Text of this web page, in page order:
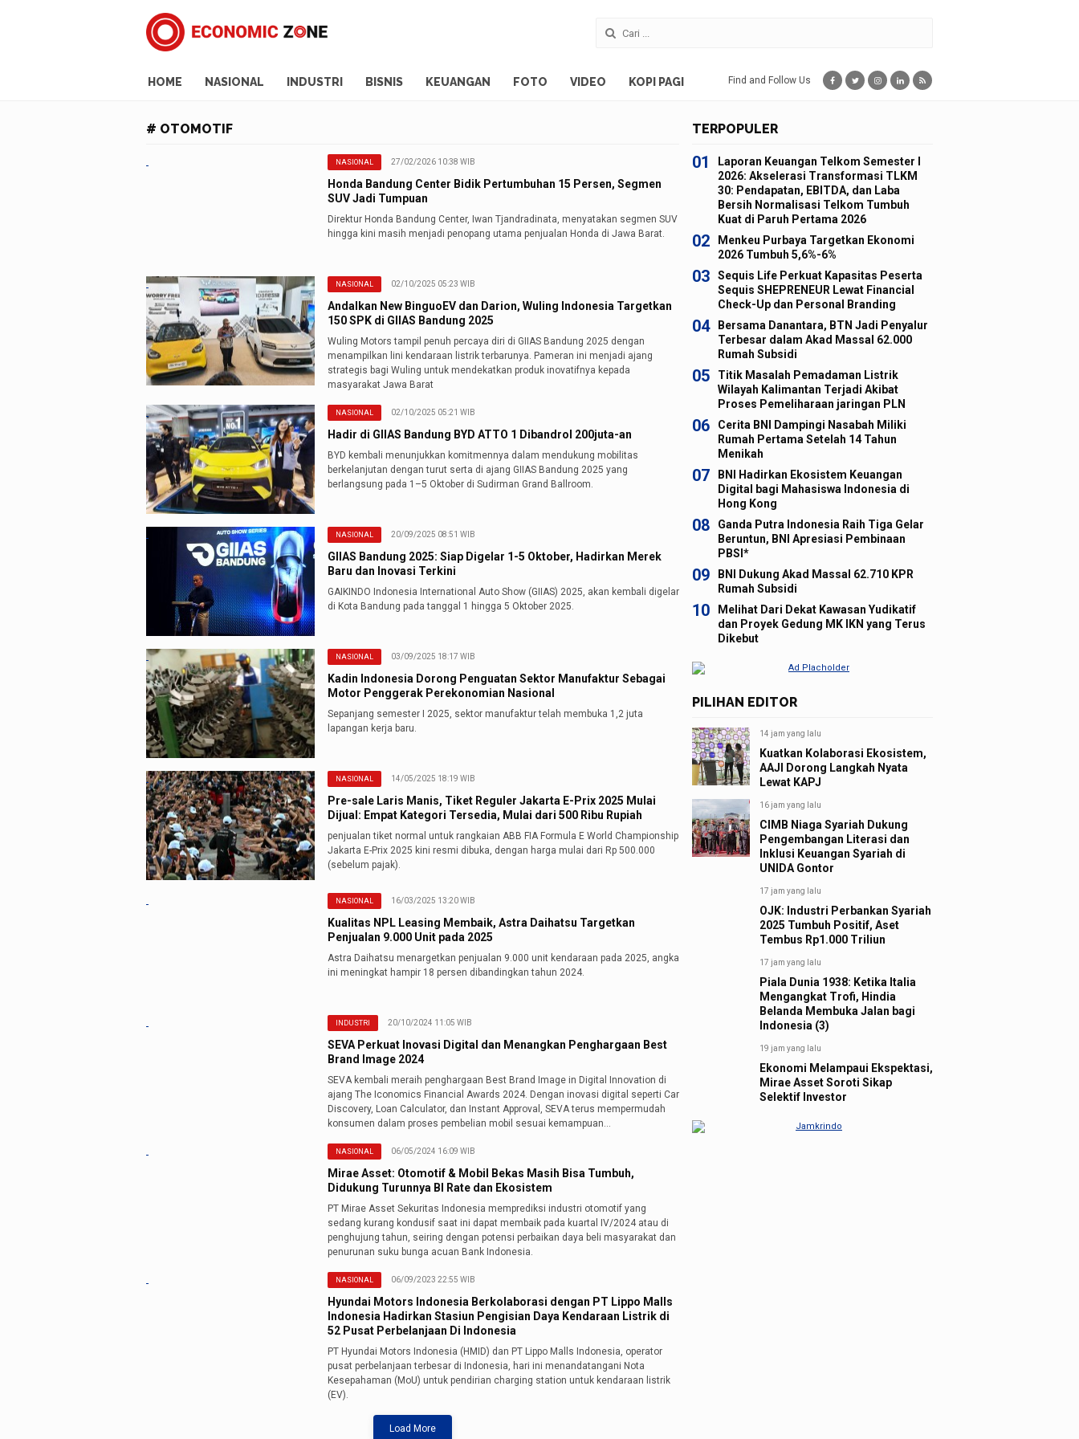
HOME NASIONAL INDUSTRI BISNIS KEUANGAN FOTO VIDEO KOPI PAGI Find and Follow Us
# OTOMOTIF
NASIONAL 27/02/2026 10:38 WIB
Honda Bandung Center Bidik Pertumbuhan 15 Persen, Segmen
SUV Jadi Tumpuan
Direktur Honda Bandung Center, Iwan Tjandradinata, menyatakan segmen SUV
hingga kini masih menjadi penopang utama penjualan Honda di Jawa Barat.
NASIONAL 02/10/2025 05:23 WIB
Andalkan New BinguoEV dan Darion, Wuling Indonesia Targetkan
150 SPK di GIIAS Bandung 2025
Wuling Motors tampil penuh percaya diri di GIIAS Bandung 2025 dengan
menampilkan lini kendaraan listrik terbarunya. Pameran ini menjadi ajang
strategis bagi Wuling untuk mendekatkan produk inovatifnya kepada
masyarakat Jawa Barat
NASIONAL 02/10/2025 05:21 WIB
Hadir di GIIAS Bandung BYD ATTO 1 Dibandrol 200juta-an
BYD kembali menunjukkan komitmennya dalam mendukung mobilitas
berkelanjutan dengan turut serta di ajang GIIAS Bandung 2025 yang
berlangsung pada 1–5 Oktober di Sudirman Grand Ballroom.
NASIONAL 20/09/2025 08:51 WIB
GIIAS Bandung 2025: Siap Digelar 1-5 Oktober, Hadirkan Merek
Baru dan Inovasi Terkini
GAIKINDO Indonesia International Auto Show (GIIAS) 2025, akan kembali digelar
di Kota Bandung pada tanggal 1 hingga 5 Oktober 2025.
NASIONAL 03/09/2025 18:17 WIB
Kadin Indonesia Dorong Penguatan Sektor Manufaktur Sebagai
Motor Penggerak Perekonomian Nasional
Sepanjang semester I 2025, sektor manufaktur telah membuka 1,2 juta
lapangan kerja baru.
NASIONAL 14/05/2025 18:19 WIB
Pre-sale Laris Manis, Tiket Reguler Jakarta E-Prix 2025 Mulai
Dijual: Empat Kategori Tersedia, Mulai dari 500 Ribu Rupiah
penjualan tiket normal untuk rangkaian ABB FIA Formula E World Championship
Jakarta E-Prix 2025 kini resmi dibuka, dengan harga mulai dari Rp 500.000
(sebelum pajak).
NASIONAL 16/03/2025 13:20 WIB
Kualitas NPL Leasing Membaik, Astra Daihatsu Targetkan
Penjualan 9.000 Unit pada 2025
Astra Daihatsu menargetkan penjualan 9.000 unit kendaraan pada 2025, angka
ini meningkat hampir 18 persen dibandingkan tahun 2024.
INDUSTRI 20/10/2024 11:05 WIB
SEVA Perkuat Inovasi Digital dan Menangkan Penghargaan Best
Brand Image 2024
SEVA kembali meraih penghargaan Best Brand Image in Digital Innovation di
ajang The Iconomics Financial Awards 2024. Dengan inovasi digital seperti Car
Discovery, Loan Calculator, dan Instant Approval, SEVA terus mempermudah
konsumen dalam proses pembelian mobil sesuai kemampuan…
NASIONAL 06/05/2024 16:09 WIB
Mirae Asset: Otomotif & Mobil Bekas Masih Bisa Tumbuh,
Didukung Turunnya BI Rate dan Ekosistem
PT Mirae Asset Sekuritas Indonesia memprediksi industri otomotif yang
sedang kurang kondusif saat ini dapat membaik pada kuartal IV/2024 atau di
penghujung tahun, seiring dengan potensi perbaikan daya beli masyarakat dan
penurunan suku bunga acuan Bank Indonesia.
NASIONAL 06/09/2023 22:55 WIB
Hyundai Motors Indonesia Berkolaborasi dengan PT Lippo Malls
Indonesia Hadirkan Stasiun Pengisian Daya Kendaraan Listrik di
52 Pusat Perbelanjaan Di Indonesia
PT Hyundai Motors Indonesia (HMID) dan PT Lippo Malls Indonesia, operator
pusat perbelanjaan terbesar di Indonesia, hari ini menandatangani Nota
Kesepahaman (MoU) untuk pendirian charging station untuk kendaraan listrik
(EV).
Load More
TERPOPULER
01
Laporan Keuangan Telkom Semester I
2026: Akselerasi Transformasi TLKM
30: Pendapatan, EBITDA, dan Laba
Bersih Normalisasi Telkom Tumbuh
Kuat di Paruh Pertama 2026
02
Menkeu Purbaya Targetkan Ekonomi
2026 Tumbuh 5,6%-6%
03
Sequis Life Perkuat Kapasitas Peserta
Sequis SHEPRENEUR Lewat Financial
Check-Up dan Personal Branding
04
Bersama Danantara, BTN Jadi Penyalur
Terbesar dalam Akad Massal 62.000
Rumah Subsidi
05
Titik Masalah Pemadaman Listrik
Wilayah Kalimantan Terjadi Akibat
Proses Pemeliharaan jaringan PLN
06
Cerita BNI Dampingi Nasabah Miliki
Rumah Pertama Setelah 14 Tahun
Menikah
07
BNI Hadirkan Ekosistem Keuangan
Digital bagi Mahasiswa Indonesia di
Hong Kong
08
Ganda Putra Indonesia Raih Tiga Gelar
Beruntun, BNI Apresiasi Pembinaan
PBSI*
09
BNI Dukung Akad Massal 62.710 KPR
Rumah Subsidi
10
Melihat Dari Dekat Kawasan Yudikatif
dan Proyek Gedung MK IKN yang Terus
Dikebut
PILIHAN EDITOR
14 jam yang lalu
Kuatkan Kolaborasi Ekosistem,
AAJI Dorong Langkah Nyata
Lewat KAPJ
16 jam yang lalu
CIMB Niaga Syariah Dukung
Pengembangan Literasi dan
Inklusi Keuangan Syariah di
UNIDA Gontor
17 jam yang lalu
OJK: Industri Perbankan Syariah
2025 Tumbuh Positif, Aset
Tembus Rp1.000 Triliun
17 jam yang lalu
Piala Dunia 1938: Ketika Italia
Mengangkat Trofi, Hindia
Belanda Membuka Jalan bagi
Indonesia (3)
19 jam yang lalu
Ekonomi Melampaui Ekspektasi,
Mirae Asset Soroti Sikap
Selektif Investor